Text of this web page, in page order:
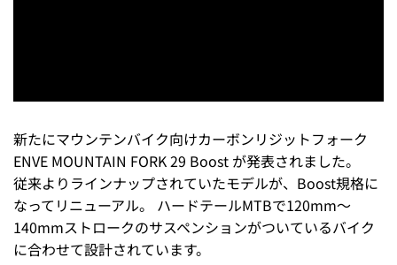
新たにマウンテンバイク向けカーボンリジットフォーク
ENVE MOUNTAIN FORK 29 Boost が発表されました。
従来よりラインナップされていたモデルが、Boost規格に
なってリニューアル。 ハードテールMTBで120mm～
140mmストロークのサスペンションがついているバイク
に合わせて設計されています。